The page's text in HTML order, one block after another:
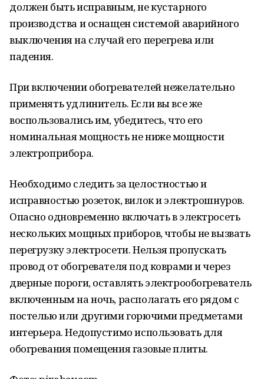
должен быть исправным, не кустарного
производства и оснащен системой аварийного
выключения на случай его перегрева или
падения.
При включении обогревателей нежелательно
применять удлинитель. Если вы все же
воспользовались им, убедитесь, что его
номинальная мощность не ниже мощности
электроприбора.
Необходимо следить за целостностью и
исправностью розеток, вилок и электрошнуров.
Опасно одновременно включать в электросеть
нескольких мощных приборов, чтобы не вызвать
перегрузку электросети. Нельзя пропускать
провод от обогревателя под коврами и через
дверные пороги, оставлять электрообогреватель
включенным на ночь, располагать его рядом с
постелью или другими горючими предметами
интерьера. Недопустимо использовать для
обогревания помещения газовые плиты.